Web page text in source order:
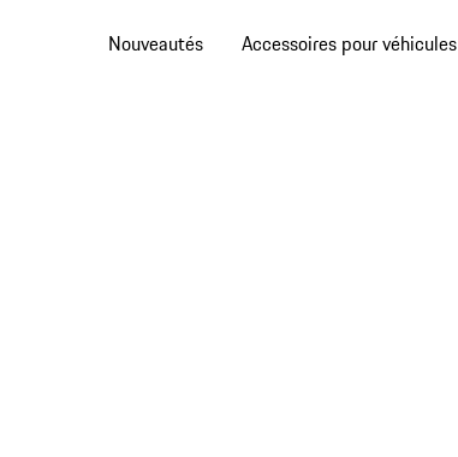
Nouveautés Accessoires pour véhicules